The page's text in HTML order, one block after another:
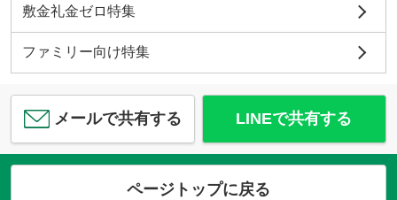
敷金礼金ゼロ特集
ファミリー向け特集
メールで共有する LINEで共有する
ページトップに戻る